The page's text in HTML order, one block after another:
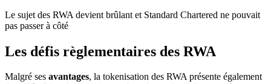
Le sujet des RWA devient brûlant et Standard Chartered ne pouvait
pas passer à côté
Les défis règlementaires des RWA
Malgré ses avantages, la tokenisation des RWA présente également